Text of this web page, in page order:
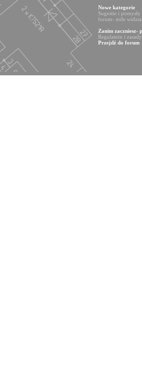
Nowe kategorie
Sugestie i
forum- mile
Zanim zaczniesz-
Regulamin i
Przejdź do forum